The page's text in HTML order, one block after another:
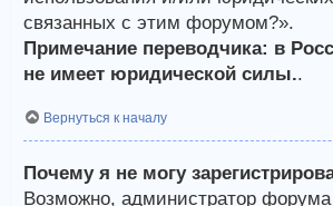
связанных с этим форумом?».
Примечание переводчика: в
не имеет юридической силы..
Вернуться к началу
Почему я не могу
Возможно, администратор